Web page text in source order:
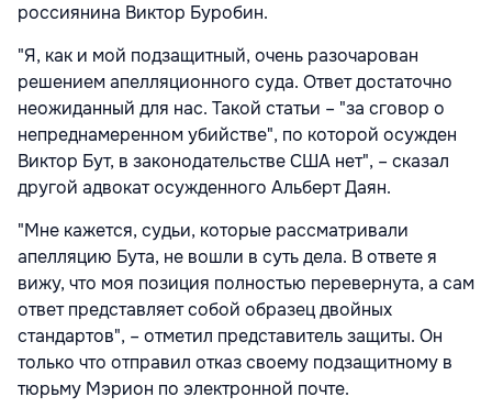
россиянина Виктор Буробин.
"Я, как и мой подзащитный, очень разочарован
решением апелляционного суда. Ответ достаточно
неожиданный для нас. Такой статьи – "за сговор о
непреднамеренном убийстве", по которой осужден
Виктор Бут, в законодательстве США нет", – сказал
другой адвокат осужденного Альберт Даян.
"Мне кажется, судьи, которые рассматривали
апелляцию Бута, не вошли в суть дела. В ответе я
вижу, что моя позиция полностью перевернута, а сам
ответ представляет собой образец двойных
стандартов", – отметил представитель защиты. Он
только что отправил отказ своему подзащитному в
тюрьму Мэрион по электронной почте.